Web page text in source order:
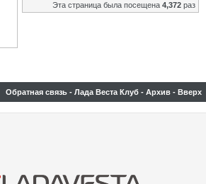
Эта страница была посещена 4,372 раз
Обратная связь - Лада Веста Клуб - Архив - Вверх